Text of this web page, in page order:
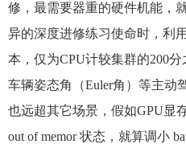
修，最需要器重的硬件机能，
异的深度进修练习使命时，利
本，仅为CPU计较集群的200分
车辆姿态角（Euler角）等主动
也远超其它场景，假如GPU显
out of memor 状态，就算调小